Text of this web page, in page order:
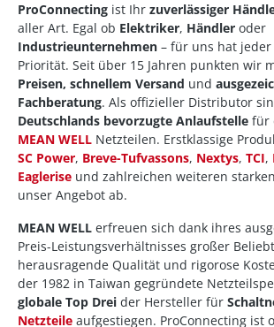
ProConnecting ist Ihr zuverlässiger
aller Art. Egal ob Elektriker, Händler oder
Industrieunternehmen – für uns hat
Priorität. Seit über 15 Jahren punkten wir
Preisen, schnellem Versand und
Fachberatung. Als offizieller Distributor
Deutschlands bevorzugte Anlaufstelle für
MEAN WELL Netzteilen. Erstklassige
SC Power, Breve-Tufvassons, Nextys, TCI,
Eaglerise und zahlreichen weiteren
unser Angebot ab.
MEAN WELL erfreuen sich dank ihres
Preis-Leistungsverhältnisses großer
herausragende Qualität und rigorose
der 1982 in Taiwan gegründete
globale Top Drei der Hersteller für
Netzteile aufgestiegen. ProConnecting ist